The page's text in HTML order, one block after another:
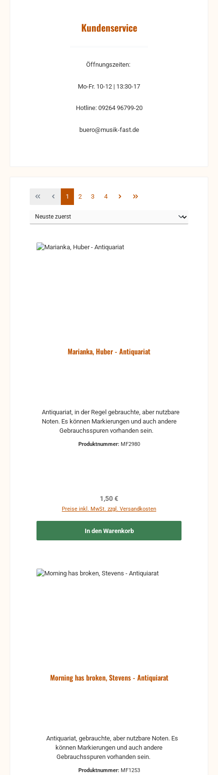
Kundenservice
Öffnungszeiten:
Mo-Fr. 10-12 | 13:30-17
Hotline: 09264 96799-20
buero@musik-fast.de
Seite
1 Seite
2 Seite
3 Seite
4
Marianka, Huber - Antiquariat
Noten. Es können Markierungen und auch andere
Produktnummer: MF2980
Regulärer Preis:
1,50 €
Preise inkl. MwSt. zzgl. Versandkosten
In den Warenkorb
Morning has broken, Stevens - Antiquiarat
können Markierungen und auch andere
Produktnummer: MF1253